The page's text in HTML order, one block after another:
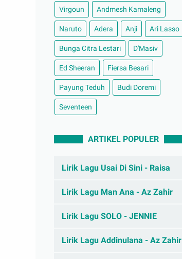
Virgoun Andmesh Kamaleng
Naruto Adera Anji Ari Lasso
Bunga Citra Lestari D'Masiv
Ed Sheeran Fiersa Besari
Payung Teduh Budi Doremi
Seventeen
ARTIKEL POPULER
Lirik Lagu Usai Di Sini - Raisa
Lirik Lagu Man Ana - Az Zahir
Lirik Lagu SOLO - JENNIE
Lirik Lagu Addinulana - Az Zahir